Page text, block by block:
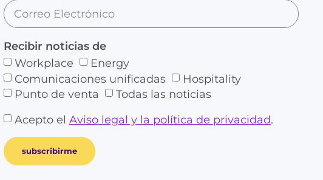
Recibir noticias de
Workplace
Energy
Comunicaciones unificadas
Hospitality
Punto de venta
Todas las noticias
Acepto el Aviso legal y la política de privacidad.
subscribirme